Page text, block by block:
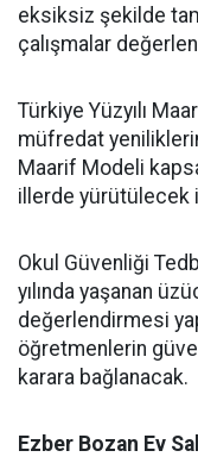
eksiksiz şekilde
çalışmalar
​Türkiye Yüzyılı
müfredat
Maarif Modeli
illerde yürütülecek
​Okul Güvenliği
yılında yaşanan
değerlendirmesi
öğretmenlerin
karara bağlanacak.
​Ezber Bozan Ev